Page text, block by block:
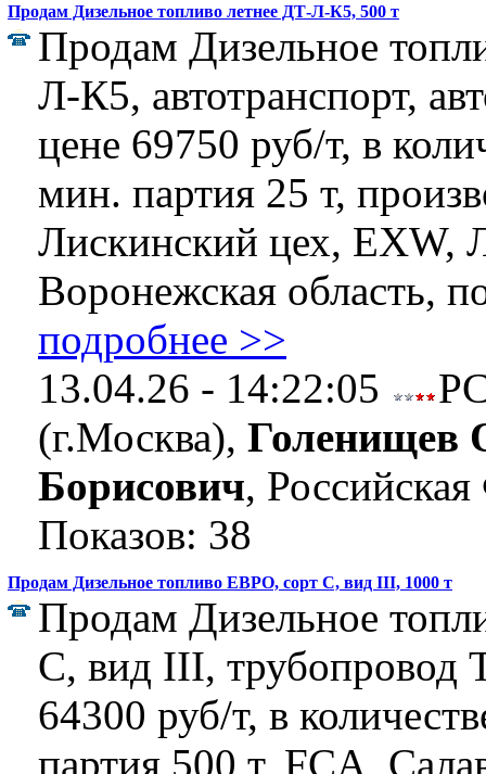
Продам Дизельное топливо летнее ДТ-Л-К5, 500 т
Продам Дизельное
Л-К5, автотранспорт,
цене 69750 руб/т, в
мин. партия 25 т,
Лискинский цех, EXW,
Воронежская область,
подробнее >>
13.04.26 - 14:22:05
(г.Москва), Голенищев
Борисович,
Показов: 38
Продам Дизельное топливо ЕВРО, сорт С, вид III, 1000 т
Продам Дизельное
С, вид III, трубопровод
64300 руб/т, в
партия 500 т, FCA,